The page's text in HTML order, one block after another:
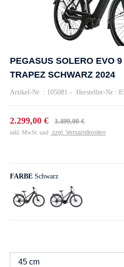
PEGASUS SOLERO EVO
TRAPEZ SCHWARZ 2024
Artikel-Nr. : 105081 - Hersteller-Nr.:
2.299,00 € 3.499,00 €
inkl. MwSt. und zzgl. Versandkosten
FARBE Schwarz
45 cm